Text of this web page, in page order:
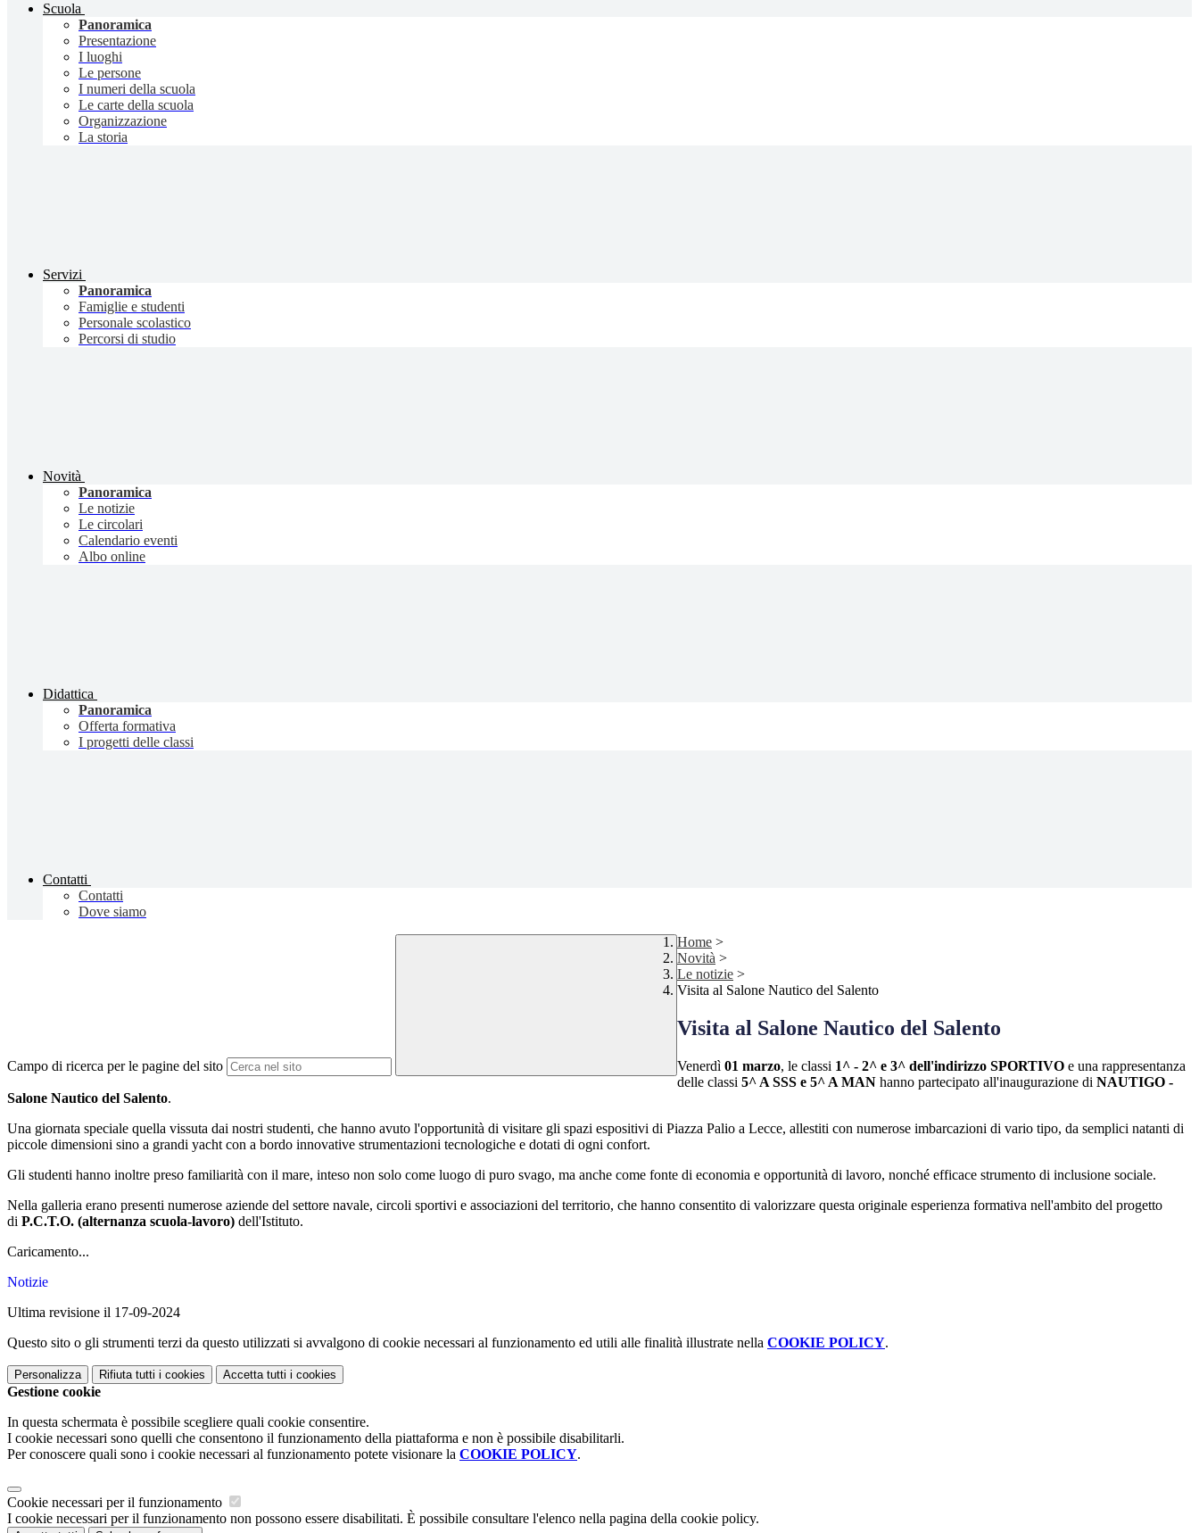
Scuola
Panoramica
Presentazione
I luoghi
Le persone
I numeri della scuola
Le carte della scuola
Organizzazione
La storia
Servizi
Panoramica
Famiglie e studenti
Personale scolastico
Percorsi di studio
Novità
Panoramica
Le notizie
Le circolari
Calendario eventi
Albo online
Didattica
Panoramica
Offerta formativa
I progetti delle classi
Contatti
Contatti
Dove siamo
Campo di ricerca per le pagine del sito
Home >
Novità >
Le notizie >
Visita al Salone Nautico del Salento
Visita al Salone Nautico del Salento
Venerdì 01 marzo, le classi 1^ - 2^ e 3^ dell'indirizzo SPORTIVO e una rappresentanza
delle classi 5^ A SSS e 5^ A MAN hanno partecipato all'inaugurazione di NAUTIGO -
Salone Nautico del Salento.
Una giornata speciale quella vissuta dai nostri studenti, che hanno avuto l'opportunità di visitare gli spazi espositivi di Piazza Palio a Lecce, allestiti con numerose imbarcazioni di vario tipo, da semplici natanti di
piccole dimensioni sino a grandi yacht con a bordo innovative strumentazioni tecnologiche e dotati di ogni confort.
Gli studenti hanno inoltre preso familiarità con il mare, inteso non solo come luogo di puro svago, ma anche come fonte di economia e opportunità di lavoro, nonché efficace strumento di inclusione sociale.
Nella galleria erano presenti numerose aziende del settore navale, circoli sportivi e associazioni del territorio, che hanno consentito di valorizzare questa originale esperienza formativa nell'ambito del progetto
di P.C.T.O. (alternanza scuola-lavoro) dell'Istituto.
Caricamento...
Notizie
Ultima revisione il 17-09-2024
Questo sito o gli strumenti terzi da questo utilizzati si avvalgono di cookie necessari al funzionamento ed utili alle finalità illustrate nella COOKIE POLICY.
Personalizza Rifiuta tutti i cookies Accetta tutti i cookies
Gestione cookie
In questa schermata è possibile scegliere quali cookie consentire.
I cookie necessari sono quelli che consentono il funzionamento della piattaforma e non è possibile disabilitarli.
Per conoscere quali sono i cookie necessari al funzionamento potete visionare la COOKIE POLICY.
Cookie necessari per il funzionamento
I cookie necessari per il funzionamento non possono essere disabilitati. È possibile consultare l'elenco nella pagina della cookie policy.